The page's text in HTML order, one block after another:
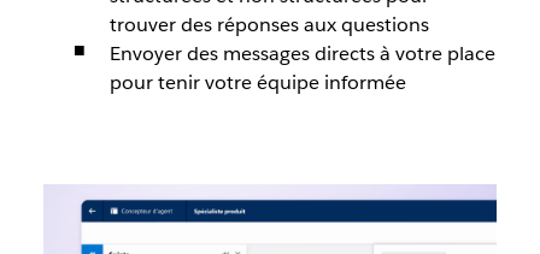
trouver des réponses aux questions
Envoyer des messages directs à votre place
pour tenir votre équipe informée